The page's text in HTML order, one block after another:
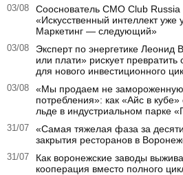
03/08
Сооснователь CMO Club
«Искусственный интеллект уже
Маркетинг — следующий»
03/08
Эксперт по энергетике
или плати» рискует
для нового инвестиционного
03/08
«Мы продаем не замороженную
потребления»: как «Айс в
льде в индустриальном парке
31/07
«Самая тяжелая фаза за
закрытия ресторанов в
31/07
Как воронежские заводы
кооперация вместо полного